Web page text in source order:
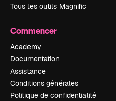
Tous les outils Magnific
Commencer
Academy
Documentation
Assistance
Conditions générales
Politique de confidentialité